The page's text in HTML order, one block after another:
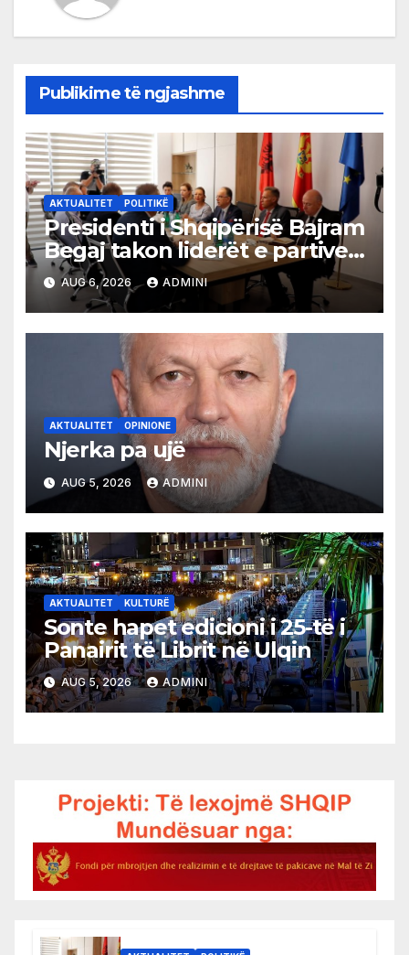
Publikime të ngjashme
AKTUALITET POLITIKË
Presidenti i Shqipërisë Bajram
Begaj takon liderët e partive
shqiptare në Ulqin
AUG 6, 2026 ADMINI
AKTUALITET OPINIONE
Njerka pa ujë
AUG 5, 2026 ADMINI
AKTUALITET KULTURË
Sonte hapet edicioni i 25-të i
Panairit të Librit në Ulqin
AUG 5, 2026 ADMINI